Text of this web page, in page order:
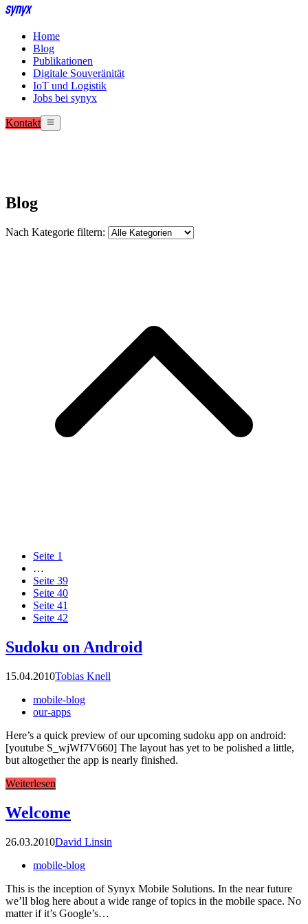
Home
Blog
Publikationen
Digitale Souveränität
IoT und Logistik
Jobs bei synyx
Kontakt
Blog
Nach Kategorie filtern:
Seite 1
…
Seite 39
Seite 40
Seite 41
Seite 42
Sudoku on Android
15.04.2010Tobias Knell
mobile-blog
our-apps
Here’s a quick preview of our upcoming sudoku app on android:
[youtube S_wjWf7V660] The layout has yet to be polished a little,
but altogether the app is nearly finished.
Weiterlesen
Welcome
26.03.2010David Linsin
mobile-blog
This is the inception of Synyx Mobile Solutions. In the near future
we’ll blog here about a wide range of topics in the mobile space. No
matter if it’s Google’s…